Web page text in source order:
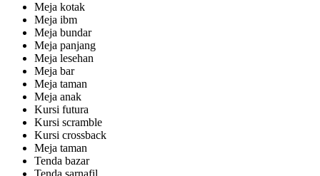
Meja kotak
Meja ibm
Meja bundar
Meja panjang
Meja lesehan
Meja bar
Meja taman
Meja anak
Kursi futura
Kursi scramble
Kursi crossback
Meja taman
Tenda bazar